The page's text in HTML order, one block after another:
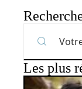
Les plus